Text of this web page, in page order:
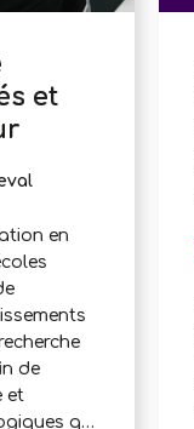
et
en
de
et
qui